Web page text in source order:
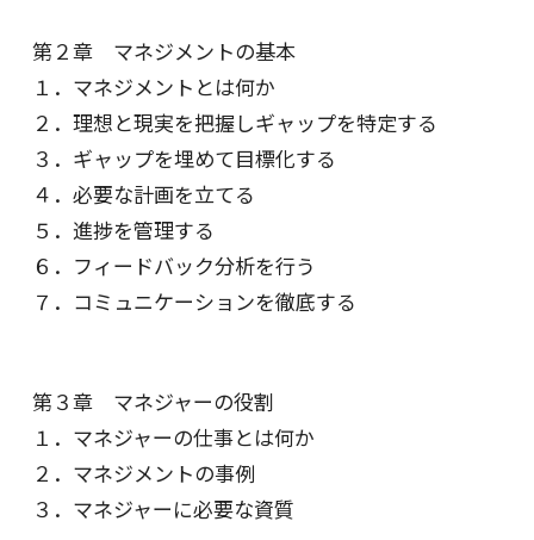
第２章 マネジメントの基本
１．マネジメントとは何か
２．理想と現実を把握しギャップを特定する
３．ギャップを埋めて目標化する
４．必要な計画を立てる
５．進捗を管理する
６．フィードバック分析を行う
７．コミュニケーションを徹底する
第３章 マネジャーの役割
１．マネジャーの仕事とは何か
２．マネジメントの事例
３．マネジャーに必要な資質